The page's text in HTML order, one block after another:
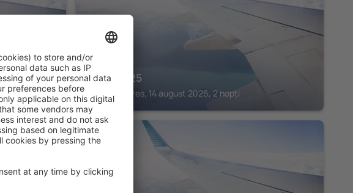
Hotel 525
Los Alcazares, 14 august 2026, 2 nopți
SAN JAVIER